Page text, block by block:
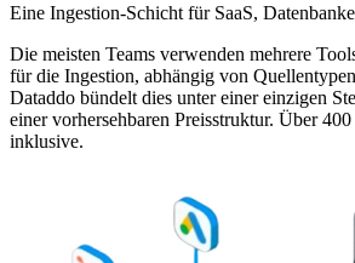
Eine Ingestion-Schicht für SaaS,
Die meisten Teams verwenden mehrere
für die Ingestion, abhängig von
Dataddo bündelt dies unter einer einzigen
einer vorhersehbaren Preisstruktur. Über
inklusive.